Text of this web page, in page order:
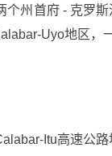
州首府 - 克罗
Uyo地区，
Itu高速公路